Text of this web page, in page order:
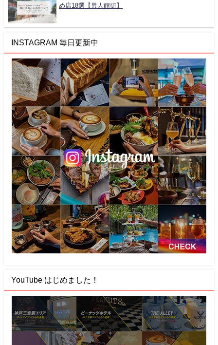
め店18選【異人館街】
INSTAGRAM 毎日更新中
YouTube はじめました！